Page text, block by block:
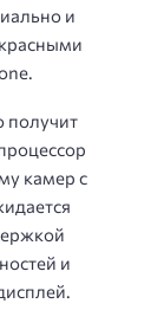
и
получит
камер с
и